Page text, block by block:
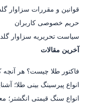
قوانین و مقررات سزاوار
حریم خصوصی کاربران
سیاست تحریریه سزاوار گلد
آخرین مقالات
فاکتور طلا چیست؟ هر آنچه که
انواع پیرسینگ بینی طلا؛
انواع سنگ قیمتی انگشتر؛